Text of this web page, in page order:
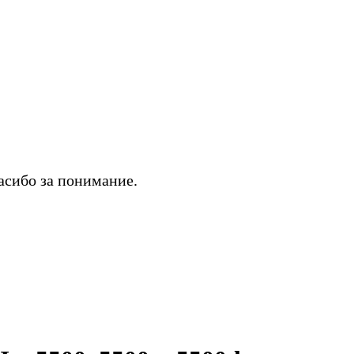
за понимание.